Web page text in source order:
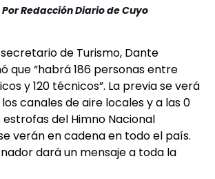
PorRedacción Diario de Cuyo
de Turismo, Dante
que “habrá 186 personas entre
y 120 técnicos”. La previa se verá
canales de aire locales y a las 0
del Himno Nacional
verán en cadena en todo el país.
dará un mensaje a toda la